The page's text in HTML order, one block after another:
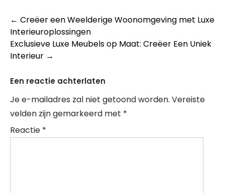
Berichtnavigatie
← Creëer een Weelderige Woonomgeving met Luxe
Interieuroplossingen
Exclusieve Luxe Meubels op Maat: Creëer Een Uniek
Interieur →
Een reactie achterlaten
Je e-mailadres zal niet getoond worden. Vereiste
velden zijn gemarkeerd met *
Reactie *